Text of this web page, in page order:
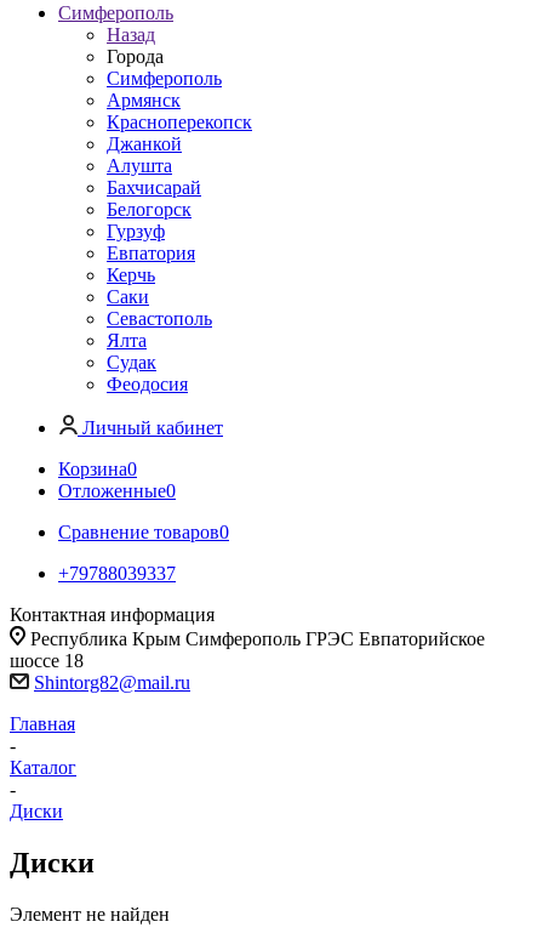
Симферополь
Назад
Города
Симферополь
Армянск
Красноперекопск
Джанкой
Алушта
Бахчисарай
Белогорск
Гурзуф
Евпатория
Керчь
Саки
Севастополь
Ялта
Судак
Феодосия
Личный кабинет
Корзина0
Отложенные0
Сравнение товаров0
+79788039337
Контактная информация
Республика Крым Симферополь ГРЭС Евпаторийское
шоссе 18
Shintorg82@mail.ru
Главная
-
Каталог
-
Диски
Диски
Элемент не найден